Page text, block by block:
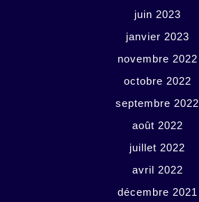
juin 2023
janvier 2023
novembre 2022
octobre 2022
septembre 2022
août 2022
juillet 2022
avril 2022
décembre 2021